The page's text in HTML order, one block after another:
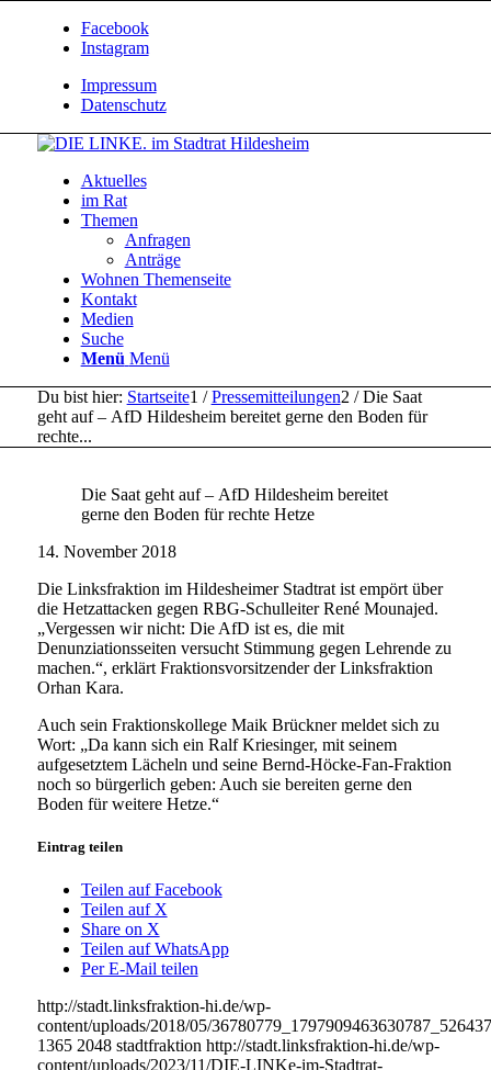
Facebook
Instagram
Impressum
Datenschutz
Aktuelles
im Rat
Themen
Anfragen
Anträge
Wohnen Themenseite
Kontakt
Medien
Suche
Menü Menü
Du bist hier: Startseite1 / Pressemitteilungen2 / Die Saat
geht auf – AfD Hildesheim bereitet gerne den Boden für
rechte...
Die Saat geht auf – AfD Hildesheim bereitet
gerne den Boden für rechte Hetze
14. November 2018
Die Linksfraktion im Hildesheimer Stadtrat ist empört über
die Hetzattacken gegen RBG-Schulleiter René Mounajed.
„Vergessen wir nicht: Die AfD ist es, die mit
Denunziationsseiten versucht Stimmung gegen Lehrende zu
machen.“, erklärt Fraktionsvorsitzender der Linksfraktion
Orhan Kara.
Auch sein Fraktionskollege Maik Brückner meldet sich zu
Wort: „Da kann sich ein Ralf Kriesinger, mit seinem
aufgesetztem Lächeln und seine Bernd-Höcke-Fan-Fraktion
noch so bürgerlich geben: Auch sie bereiten gerne den
Boden für weitere Hetze.“
Eintrag teilen
Teilen auf Facebook
Teilen auf X
Share on X
Teilen auf WhatsApp
Per E-Mail teilen
http://stadt.linksfraktion-hi.de/wp-
content/uploads/2018/05/
1365 2048 stadtfraktion http://stadt.linksfraktion-hi.de/wp-
content/uploads/2023/11/DIE-LINKe-im-Stadtrat-